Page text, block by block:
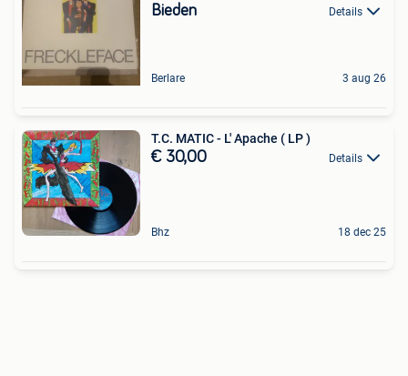
Bieden Details
Berlare 3 aug 26
T.C. MATIC - L' Apache ( LP )
€ 30,00 Details
Bhz 18 dec 25